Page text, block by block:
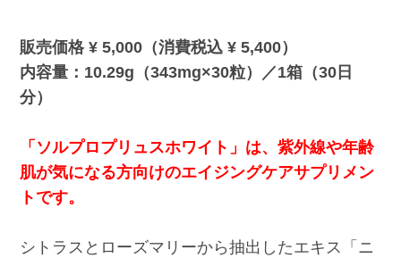
販売価格 ¥ 5,000（消費税込 ¥ 5,400）
内容量：10.29g（343mg×30粒）／1箱（30日
分）
「ソルプロプリュスホワイト」は、紫外線や年齢
肌が気になる方向けのエイジングケアサプリメン
トです。
シトラスとローズマリーから抽出したエキス「ニ